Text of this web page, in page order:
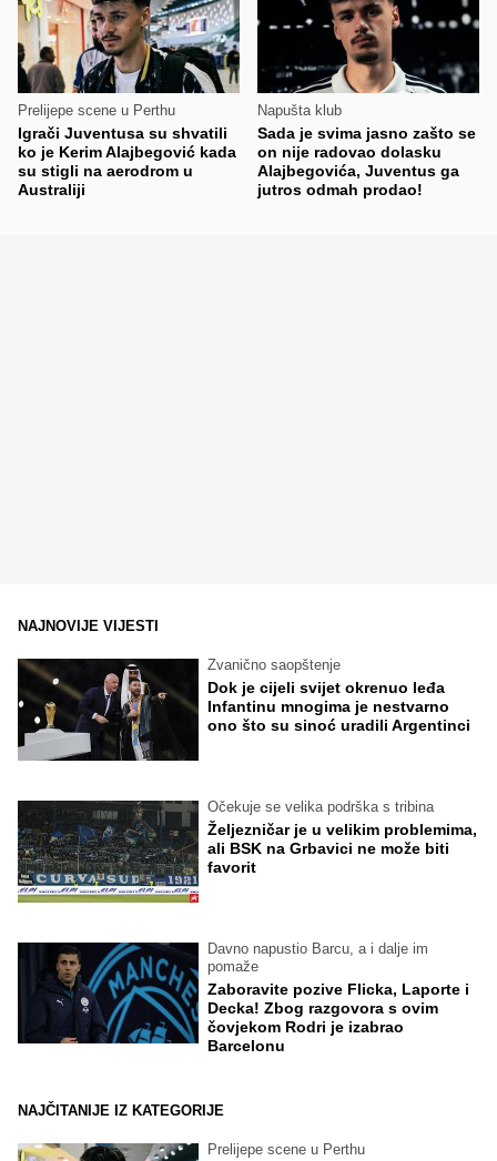
Prelijepe scene u Perthu
Igrači Juventusa su shvatili
ko je Kerim Alajbegović kada
su stigli na aerodrom u
Australiji
Napušta klub
Sada je svima jasno zašto se
on nije radovao dolasku
Alajbegovića, Juventus ga
jutros odmah prodao!
NAJNOVIJE VIJESTI
Zvanično saopštenje
Dok je cijeli svijet okrenuo leđa
Infantinu mnogima je nestvarno
ono što su sinoć uradili Argentinci
Očekuje se velika podrška s tribina
Željezničar je u velikim problemima,
ali BSK na Grbavici ne može biti
favorit
Davno napustio Barcu, a i dalje im
pomaže
Zaboravite pozive Flicka, Laporte i
Decka! Zbog razgovora s ovim
čovjekom Rodri je izabrao
Barcelonu
NAJČITANIJE IZ KATEGORIJE
Prelijepe scene u Perthu